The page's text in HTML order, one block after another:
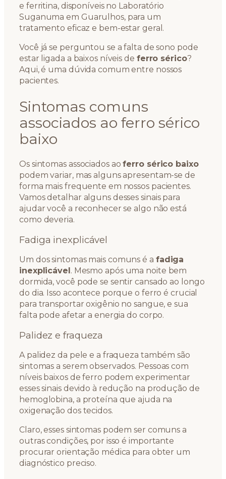
e ferritina, disponíveis no Laboratório
Suganuma em Guarulhos, para um
tratamento eficaz e bem-estar geral.
Você já se perguntou se a falta de sono pode
estar ligada a baixos níveis de ferro sérico?
Aqui, é uma dúvida comum entre nossos
pacientes.
Sintomas comuns
associados ao ferro sérico
baixo
Os sintomas associados aoferro sérico baixo
podem variar, mas alguns apresentam-se de
forma mais frequente em nossos pacientes.
Vamos detalhar alguns desses sinais para
ajudar você a reconhecer se algo não está
como deveria.
Fadiga inexplicável
Um dos sintomas mais comuns é a fadiga
inexplicável . Mesmo após uma noite bem
dormida, você pode se sentir cansado ao longo
do dia. Isso acontece porque o ferro é crucial
para transportar oxigênio no sangue, e sua
falta pode afetar a energia do corpo.
Palidez e fraqueza
A palidez da pele e a fraqueza também são
sintomas a serem observados. Pessoas com
níveis baixos de ferro podem experimentar
esses sinais devido à redução na produção de
hemoglobina, a proteína que ajuda na
oxigenação dos tecidos.
Claro, esses sintomas podem ser comuns a
outras condições, por isso é importante
procurar orientação médica para obter um
diagnóstico preciso.